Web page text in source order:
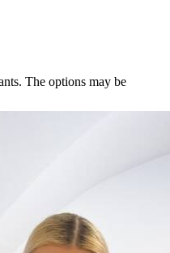
The options may be